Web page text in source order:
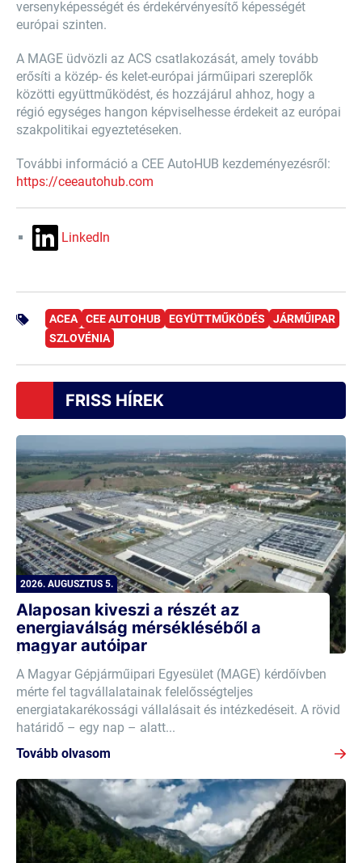
versenyképességét és érdekérvényesítő képességét
európai szinten.
A MAGE üdvözli az ACS csatlakozását, amely tovább
erősíti a közép- és kelet-európai járműipari szereplők
közötti együttműködést, és hozzájárul ahhoz, hogy a
régió egységes hangon képviselhesse érdekeit az európai
szakpolitikai egyeztetéseken.
További információ a CEE AutoHUB kezdeményezésről:
https://ceeautohub.com
LinkedIn
ACEA CEE AUTOHUB EGYÜTTMŰKÖDÉS
JÁRMŰIPAR
SZLOVÉNIA
FRISS HÍREK
2026. AUGUSZTUS 5.
Alaposan kiveszi a részét az
energiaválság mérsékléséből a
magyar autóipar
A Magyar Gépjárműipari Egyesület (MAGE) kérdőívben
mérte fel tagvállalatainak felelősségteljes
energiatakarékossági vállalásait és intézkedéseit. A rövid
határidő – egy nap – alatt...
Tovább olvasom